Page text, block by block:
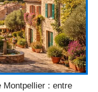
Montpellier : entre